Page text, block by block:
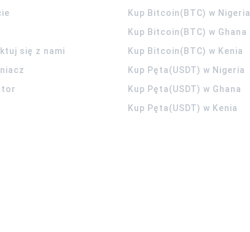
się z nami
Kup Bitcoin(BTC) w Nigeria
Kup Bitcoin(BTC) w Ghana
Kup Bitcoin(BTC) w Kenia
Kup Pęta(USDT) w Nigeria
Kup Pęta(USDT) w Ghana
Kup Pęta(USDT) w Kenia